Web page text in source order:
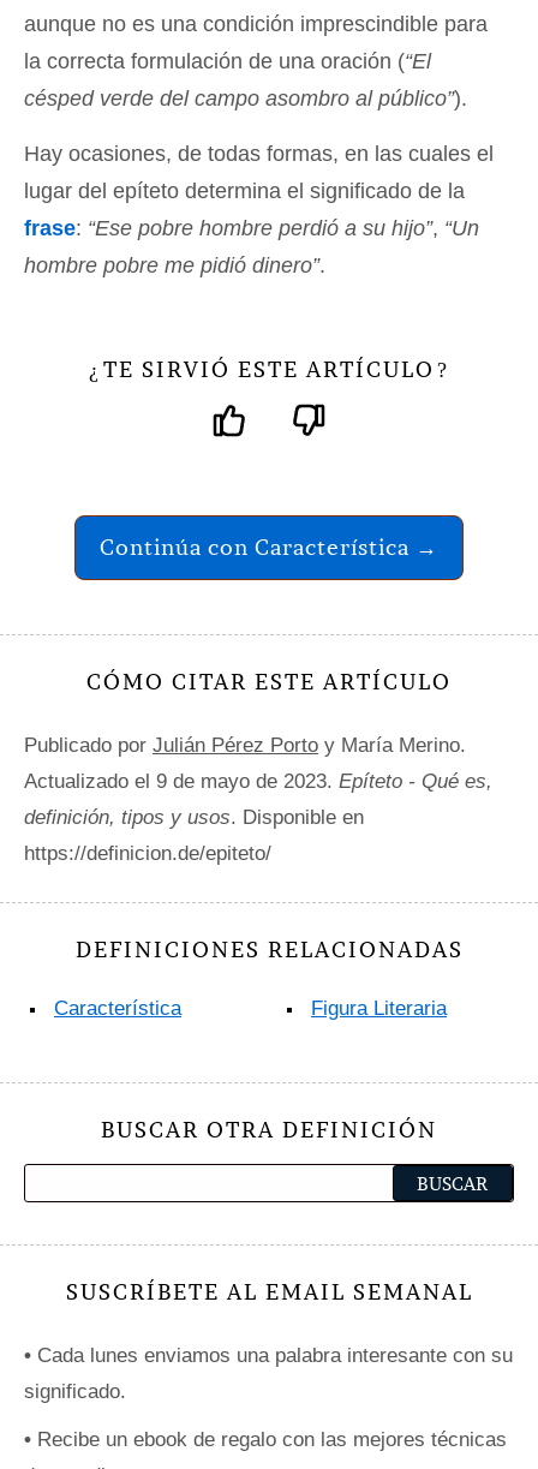
aunque no es una condición imprescindible para
la correcta formulación de una oración (“El
césped verde del campo asombro al público”).
Hay ocasiones, de todas formas, en las cuales el
lugar del epíteto determina el significado de la
frase: “Ese pobre hombre perdió a su hijo”, “Un
hombre pobre me pidió dinero”.
¿ TE SIRVIÓ ESTE ARTÍCULO ?
Continúa con Característica →
CÓMO CITAR ESTE ARTÍCULO
Publicado por Julián Pérez Porto y María Merino.
Actualizado el 9 de mayo de 2023. Epíteto - Qué es,
definición, tipos y usos. Disponible en
https://definicion.de/epiteto/
DEFINICIONES RELACIONADAS
Característica Figura Literaria
BUSCAR OTRA DEFINICIÓN
SUSCRÍBETE AL EMAIL SEMANAL
• Cada lunes enviamos una palabra interesante con su
significado.
• Recibe un ebook de regalo con las mejores técnicas